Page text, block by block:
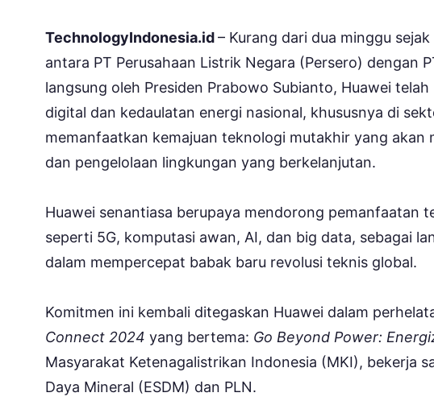
TechnologyIndonesia.id– Kurang dari dua minggu
antara PT Perusahaan Listrik Negara (Persero) dengan
langsung oleh Presiden Prabowo Subianto, Huawei
digital dan kedaulatan energi nasional, khususnya di
memanfaatkan kemajuan teknologi mutakhir yang
dan pengelolaan lingkungan yang berkelanjutan.
Huawei senantiasa berupaya mendorong pemanfaatan
seperti 5G, komputasi awan, AI, dan big data, sebagai
dalam mempercepat babak baru revolusi teknis global.
Komitmen ini kembali ditegaskan Huawei dalam
Connect 2024 yang bertema: Go Beyond Power:
Masyarakat Ketenagalistrikan Indonesia (MKI), bekerja
Daya Mineral (ESDM) dan PLN.